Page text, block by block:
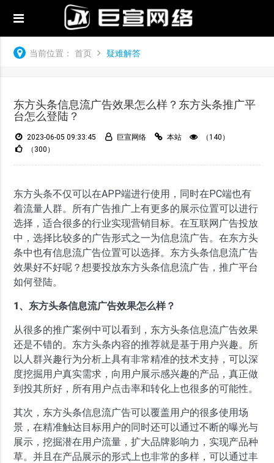
当前位置： 首页 疑难解答
东方头条信息流广告效果怎么样？东方头条推广平
台怎么登陆？
2023-06-05 09:33:45 巨宣网络 本站
（140）
（300）
东方头条不仅可以在APP端进行使用，同时在PC端也有
着流量人群。所有广告推广上有更多的展示位置可以进行
选择，适合很多的行业实现营销目标。在互联网广告投放
中，选择比较多的广告形式之一为信息流广告。在东方头
条中也有信息流广告位置可以选择。东方头条信息流广告
效果好不好呢？想要投放东方头条信息流广告，推广平台
如何登陆。
1、东方头条信息流广告效果怎么样？
从很多的推广案例中可以看到，东方头条信息流广告效果
还是不错的。东方头条内容的推荐就是基于用户兴趣。所
以人群兴趣行为分析上具有非常精准的技术支持，可以深
度挖掘用户真实需求，向用户展示感兴趣的产品，真正做
到投其所好，所有用户点击率和转化上也很多的可能性。
其次，东方头条信息流广告可以覆盖用户的很多使用场
景，在精准触达目标用户的同时还可以通过不断的曝光与
展示，挖掘潜在用户流量，扩大品牌影响力，实现产品种
草。并且在产品展示的形式上也非常的多样，可以通过丰